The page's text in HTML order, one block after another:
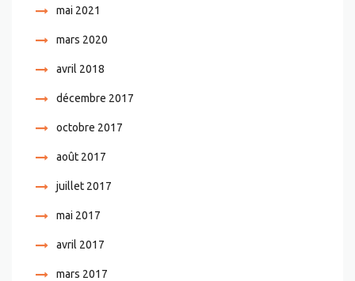
mai 2021
mars 2020
avril 2018
décembre 2017
octobre 2017
août 2017
juillet 2017
mai 2017
avril 2017
mars 2017